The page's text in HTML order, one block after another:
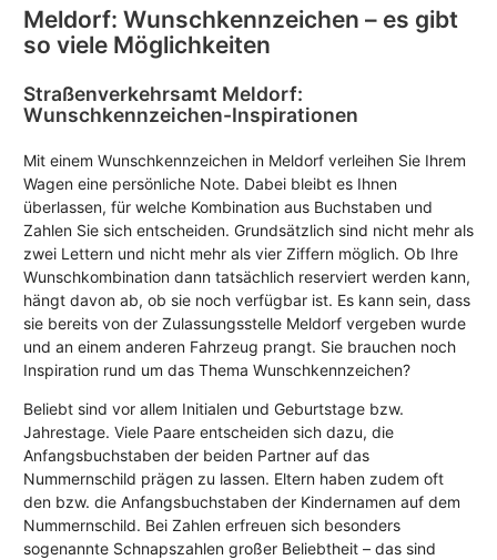
Meldorf: Wunschkennzeichen – es gibt
so viele Möglichkeiten
Straßenverkehrsamt Meldorf:
Wunschkennzeichen-Inspirationen
Mit einem Wunschkennzeichen in Meldorf verleihen Sie Ihrem
Wagen eine persönliche Note. Dabei bleibt es Ihnen
überlassen, für welche Kombination aus Buchstaben und
Zahlen Sie sich entscheiden. Grundsätzlich sind nicht mehr als
zwei Lettern und nicht mehr als vier Ziffern möglich. Ob Ihre
Wunschkombination dann tatsächlich reserviert werden kann,
hängt davon ab, ob sie noch verfügbar ist. Es kann sein, dass
sie bereits von der Zulassungsstelle Meldorf vergeben wurde
und an einem anderen Fahrzeug prangt. Sie brauchen noch
Inspiration rund um das Thema Wunschkennzeichen?
Beliebt sind vor allem Initialen und Geburtstage bzw.
Jahrestage. Viele Paare entscheiden sich dazu, die
Anfangsbuchstaben der beiden Partner auf das
Nummernschild prägen zu lassen. Eltern haben zudem oft
den bzw. die Anfangsbuchstaben der Kindernamen auf dem
Nummernschild. Bei Zahlen erfreuen sich besonders
sogenannte Schnapszahlen großer Beliebtheit – das sind